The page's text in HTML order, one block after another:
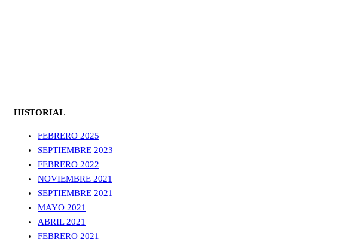
HISTORIAL
FEBRERO 2025
SEPTIEMBRE 2023
FEBRERO 2022
NOVIEMBRE 2021
SEPTIEMBRE 2021
MAYO 2021
ABRIL 2021
FEBRERO 2021